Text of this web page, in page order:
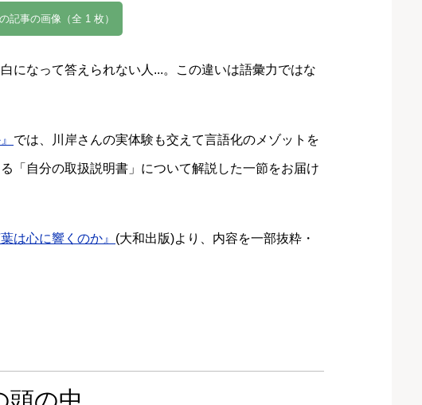
記事の画像（全 1 枚）
になって答えられない人...。この違いは語彙力ではな
では、川岸さんの実体験も交えて言語化のメゾットを
「自分の取扱説明書」について解説した一節をお届け
は心に響くのか』 (大和出版)より、内容を一部抜粋・